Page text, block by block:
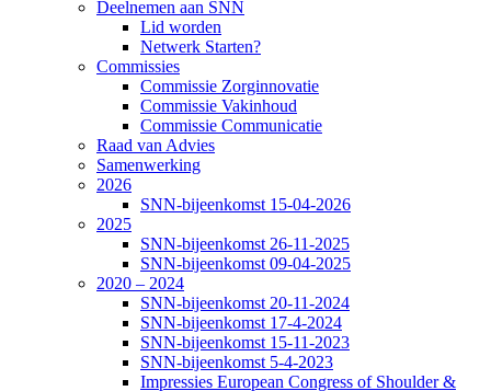
Deelnemen aan SNN
Lid worden
Netwerk Starten?
Commissies
Commissie Zorginnovatie
Commissie Vakinhoud
Commissie Communicatie
Raad van Advies
Samenwerking
2026
SNN-bijeenkomst 15-04-2026
2025
SNN-bijeenkomst 26-11-2025
SNN-bijeenkomst 09-04-2025
2020 – 2024
SNN-bijeenkomst 20-11-2024
SNN-bijeenkomst 17-4-2024
SNN-bijeenkomst 15-11-2023
SNN-bijeenkomst 5-4-2023
Impressies European Congress of Shoulder &